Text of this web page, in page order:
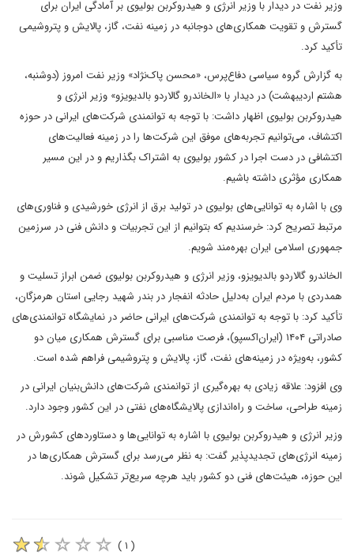
وزیر نفت در دیدار با وزیر انرژی و هیدروکربن بولیوی بر آمادگی ایران برای
گسترش و تقویت همکاری‌های دوجانبه در زمینه نفت، گاز، پالایش و پتروشیمی
تأکید کرد.
به گزارش گروه سیاسی دفاع‌پرس، «محسن پاک‌نژاد» وزیر نفت امروز (دوشنبه،
هشتم اردیبهشت) در دیدار با «الخاندرو گالاردو بالدیویزو» وزیر انرژی و
هیدروکربن بولیوی اظهار داشت: با توجه به توانمندی شرکت‌های ایرانی در حوزه
اکتشاف، می‌توانیم تجربه‌های موفق این شرکت‌ها را در زمینه فعالیت‌های
اکتشافی در دست اجرا در کشور بولیوی به اشتراک بگذاریم و در این مسیر
همکاری مؤثری داشته باشیم.
وی با اشاره به توانایی‌های بولیوی در تولید برق از انرژی خورشیدی و فناوری‌های
مرتبط تصریح کرد: خرسندیم که بتوانیم از این تجربیات و دانش فنی در سرزمین
جمهوری اسلامی ایران بهره‌مند شویم.
الخاندرو گالاردو بالدیویزو، وزیر انرژی و هیدروکربن بولیوی ضمن ابراز تسلیت و
همدردی با مردم ایران به‌دلیل حادثه انفجار در بندر شهید رجایی استان هرمزگان،
تأکید کرد: با توجه به توانمندی شرکت‌های ایرانی حاضر در نمایشگاه توانمندی‌های
صادراتی ۱۴۰۴ (ایران‌اکسپو)، فرصت مناسبی برای گسترش همکاری میان دو
کشور، به‌ویژه در زمینه‌های نفت، گاز، پالایش و پتروشیمی فراهم شده است.
وی افزود: علاقه زیادی به بهره‌گیری از توانمندی شرکت‌های دانش‌بنیان ایرانی در
زمینه طراحی، ساخت و راه‌اندازی پالایشگاه‌های نفتی در این کشور وجود دارد.
وزیر انرژی و هیدروکربن بولیوی با اشاره به توانایی‌ها و دستاورد‌های کشورش در
زمینه انرژی‌های تجدیدپذیر گفت: به نظر می‌رسد برای گسترش همکاری‌ها در
این حوزه، هیئت‌های فنی دو کشور باید هرچه سریع‌تر تشکیل شوند.
( ۱ )